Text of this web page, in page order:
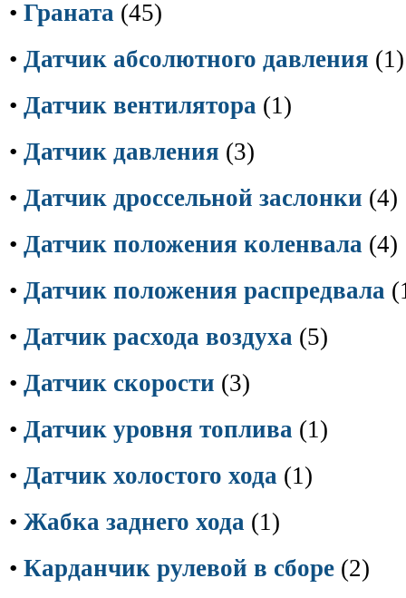
• Граната (45)
• Датчик абсолютного давления (1)
• Датчик вентилятора (1)
• Датчик давления (3)
• Датчик дроссельной заслонки (4)
• Датчик положения коленвала (4)
• Датчик положения распредвала
• Датчик расхода воздуха (5)
• Датчик скорости (3)
• Датчик уровня топлива (1)
• Датчик холостого хода (1)
• Жабка заднего хода (1)
• Карданчик рулевой в сборе (2)